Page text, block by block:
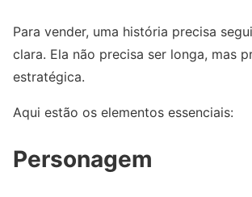
Para vender, uma história precisa
clara. Ela não precisa ser longa, mas
estratégica.
Aqui estão os elementos essenciais:
Personagem